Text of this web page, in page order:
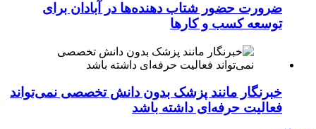
ضرورت حضور شتاب ‌دهنده‌ها در آبادان برای
توسعه کسب‌ و کارها
خبرنگار مانند پزشک بدون دانش تخصصی نمی‌تواند
فعالیت حرفه‌ای داشته باشد